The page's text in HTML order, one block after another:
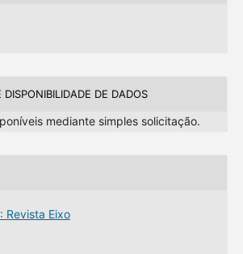
DISPONIBILIDADE DE DADOS
mediante simples solicitação.
Revista Eixo